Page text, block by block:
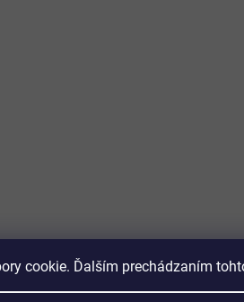
cookie. Ďalším prechádzaním